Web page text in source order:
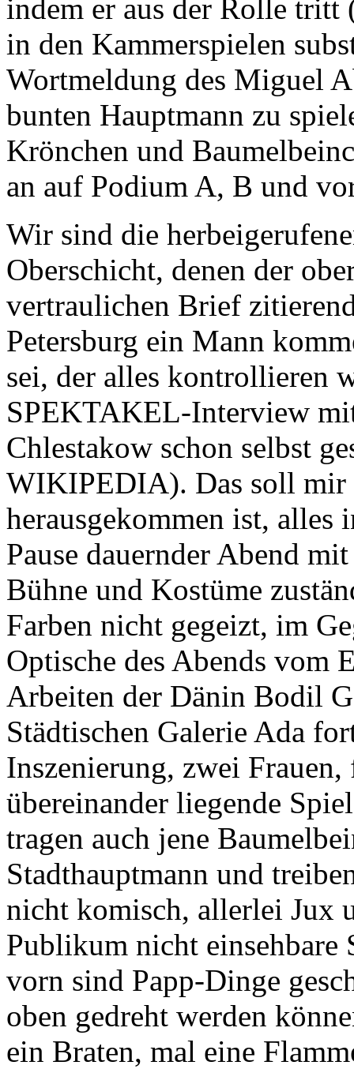
indem er aus der Rolle
in den Kammerspielen
Wortmeldung des Miguel
bunten Hauptmann zu
Krönchen und
an auf Podium A, B und
Wir sind die
Oberschicht, denen der
vertraulichen Brief
Petersburg ein Mann
sei, der alles kontrollieren
SPEKTAKEL-Interview
Chlestakow schon selbst
WIKIPEDIA). Das soll mir
herausgekommen ist,
Pause dauernder Abend
Bühne und Kostüme
Farben nicht gegeizt, im
Optische des Abends vom
Arbeiten der Dänin Bodil
Städtischen Galerie Ada
Inszenierung, zwei
übereinander liegende
tragen auch jene
Stadthauptmann und
nicht komisch, allerlei Jux
Publikum nicht einsehbare
vorn sind Papp-Dinge
oben gedreht werden
ein Braten, mal eine